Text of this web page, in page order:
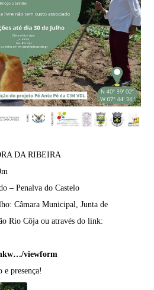
DA RIBEIRA
– Penalva do Castelo
Câmara Municipal, Junta de
Rio Côja ou através do link:
viewform
e presença!